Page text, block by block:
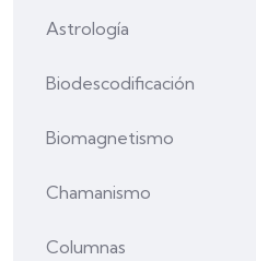
Astrología
Biodescodificación
Biomagnetismo
Chamanismo
Columnas